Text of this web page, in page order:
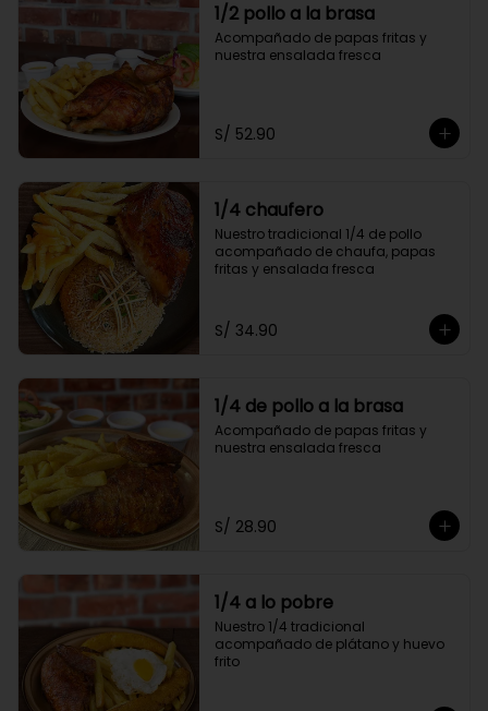
1/2 pollo a la brasa
Acompañado de papas fritas y
nuestra ensalada fresca
S/ 52.90
1/4 chaufero
Nuestro tradicional 1/4 de pollo
acompañado de chaufa, papas
fritas y ensalada fresca
S/ 34.90
1/4 de pollo a la brasa
Acompañado de papas fritas y
nuestra ensalada fresca
S/ 28.90
1/4 a lo pobre
Nuestro 1/4 tradicional
acompañado de plátano y huevo
frito